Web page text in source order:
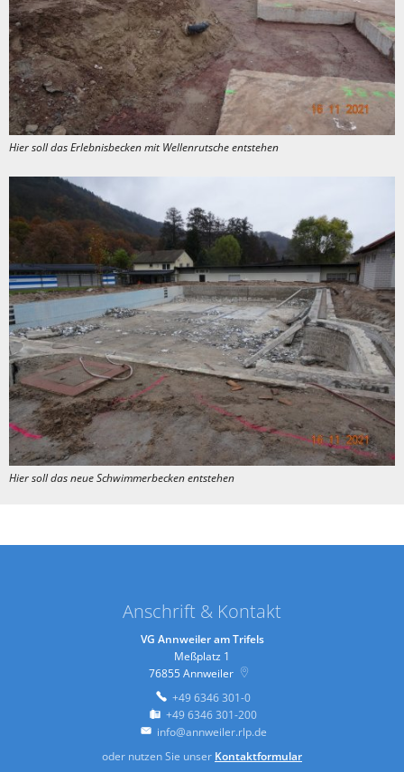
Hier soll das Erlebnisbecken mit Wellenrutsche entstehen
Hier soll das neue Schwimmerbecken entstehen
Anschrift & Kontakt
VG Annweiler am Trifels
Meßplatz 1
76855Annweiler
+49 6346 301-0
+49 6346 301-200
info@annweiler.rlp.de
oder nutzen Sie unser Kontaktformular